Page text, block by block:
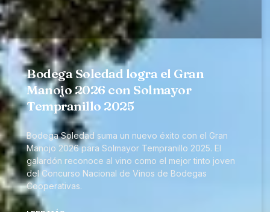
Bodega Soledad logra el Gran
Manojo 2026 con Solmayor
Tempranillo 2025
Bodega Soledad suma un nuevo éxito con el Gran
Manojo 2026 para Solmayor Tempranillo 2025. El
galardón reconoce al vino como el mejor tinto joven
del Concurso Nacional de Vinos de Bodegas
Cooperativas.